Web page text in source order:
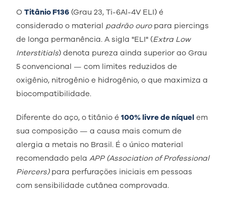
O Titânio F136 (Grau 23, Ti-6Al-4V ELI) é
considerado o material padrão ouropara piercings
de longa permanência. A sigla "ELI" (Extra Low
Interstitials) denota pureza ainda superior ao Grau
5 convencional — com limites reduzidos de
oxigênio, nitrogênio e hidrogênio, o que maximiza a
biocompatibilidade.
Diferente do aço, o titânio é 100% livre de níquel em
sua composição — a causa mais comum de
alergia a metais no Brasil. É o único material
recomendado pela APP (Association of Professional
Piercers)para perfurações iniciais em pessoas
com sensibilidade cutânea comprovada.